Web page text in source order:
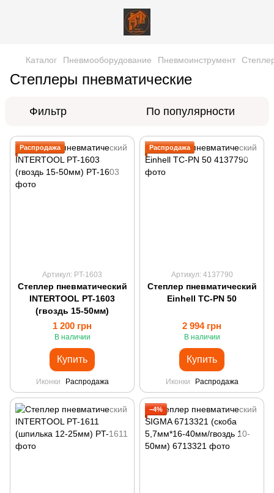
Каталог Пневмооборудование Пневмоинструмент
Степлеры пневматические
Фильтр По популярности
Распродажа
Артикул: PT-1603
Степлер пневматический
INTERTOOL PT-1603
(гвоздь 15-50мм)
1 200 грн
В наличии
Купить
Иконки Распродажа
Распродажа
Артикул: 4137790
Степлер пневматический
Einhell TC-PN 50
2 994 грн
В наличии
Купить
Иконки Распродажа
−4%